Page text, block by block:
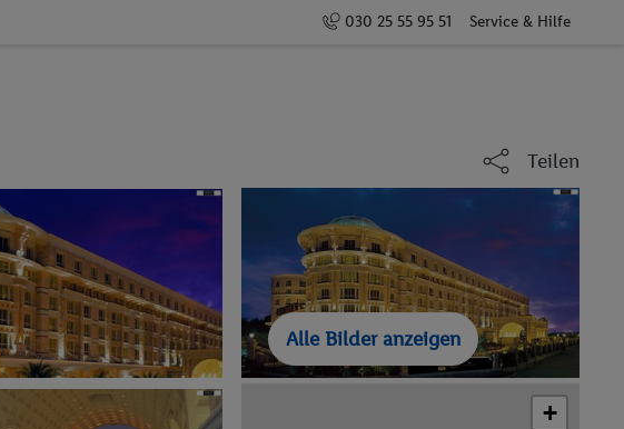
030 25 55 95 51 Service & Hilfe
Teilen
Alle Bilder anzeigen
+